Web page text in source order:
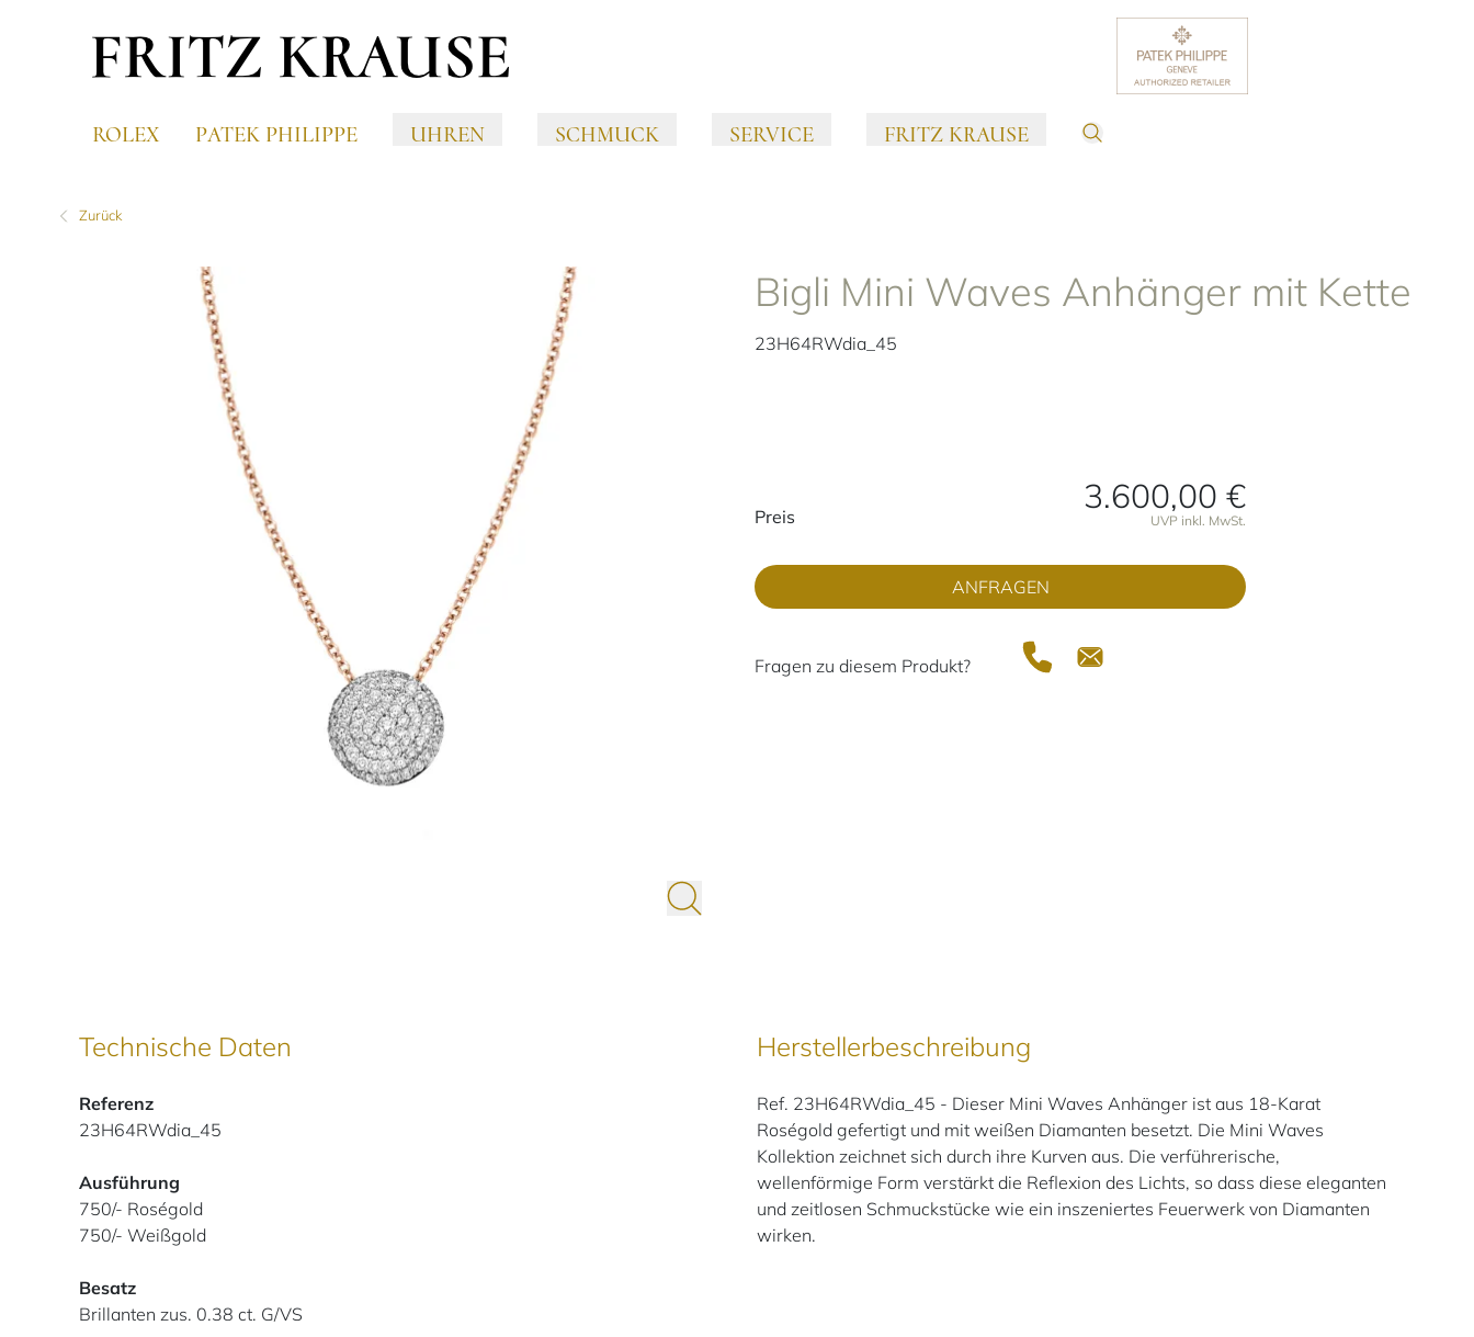
ROLEX PATEK PHILIPPE UHREN SCHMUCK SERVICE FRITZ KRAUSE
Zurück
Bigli Mini Waves Anhänger mit Kette
23H64RWdia_45
Preisinformationen
Preis 3.600,00 €
UVP inkl. MwSt.
ANFRAGEN
Fragen zu diesem Produkt?
Technische Daten
Referenz
23H64RWdia_45
Ausführung
750/- Roségold
750/- Weißgold
Besatz
Brillanten zus. 0.38 ct. G/VS
Herstellerbeschreibung
Ref. 23H64RWdia_45 - Dieser Mini Waves Anhänger ist aus 18-Karat
Roségold gefertigt und mit weißen Diamanten besetzt. Die Mini Waves
Kollektion zeichnet sich durch ihre Kurven aus. Die verführerische,
wellenförmige Form verstärkt die Reflexion des Lichts, so dass diese eleganten
und zeitlosen Schmuckstücke wie ein inszeniertes Feuerwerk von Diamanten
wirken.